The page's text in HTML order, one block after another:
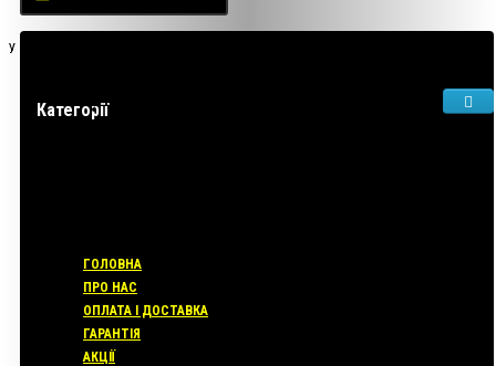
У кошику порожньо!
Категорії
ГОЛОВНА
ПРО НАС
ОПЛАТА І ДОСТАВКА
ГАРАНТІЯ
АКЦІЇ